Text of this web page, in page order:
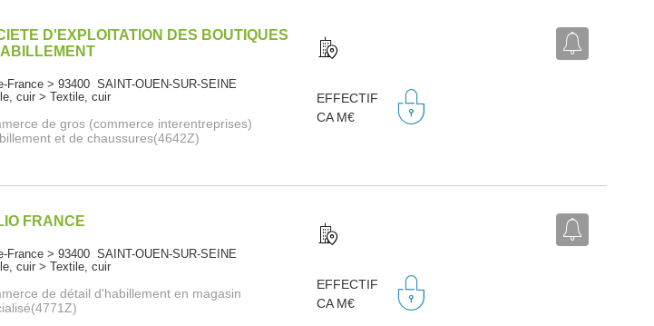
D'EXPLOITATION DES BOUTIQUES
France > 93400 SAINT-OUEN-SUR-SEINE
cuir > Textile, cuir
de gros (commerce interentreprises)
et de chaussures(4642Z)
EFFECTIF
CA M€
FRANCE
France > 93400 SAINT-OUEN-SUR-SEINE
cuir > Textile, cuir
de détail d'habillement en magasin
EFFECTIF
CA M€